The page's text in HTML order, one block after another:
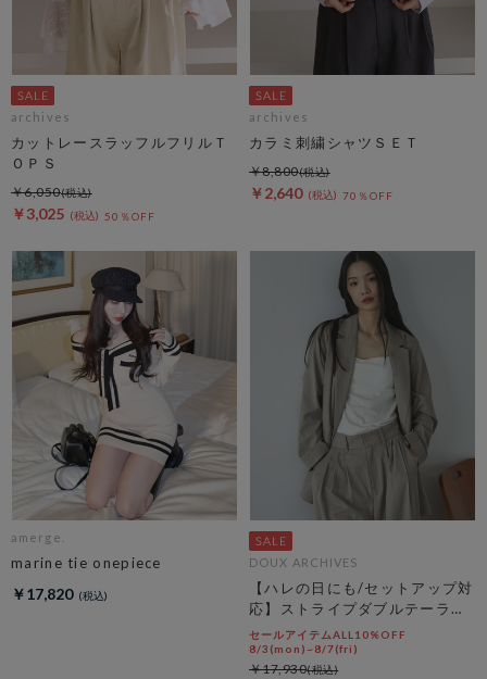
archives
カットレースラッフルフリルＴ
ＯＰＳ
￥3,025 50％OFF
￥6,050
archives
カラミ刺繍シャツＳＥＴ
￥2,640 70％OFF
￥8,800
amerge.
marine tie onepiece
￥17,820
DOUX ARCHIVES
【ハレの日にも/セットアップ対
応】ストライプダブルテーラー
ドジャケット
セールアイテムALL10%OFF
8/3(mon)~8/7(fri)
￥17,930